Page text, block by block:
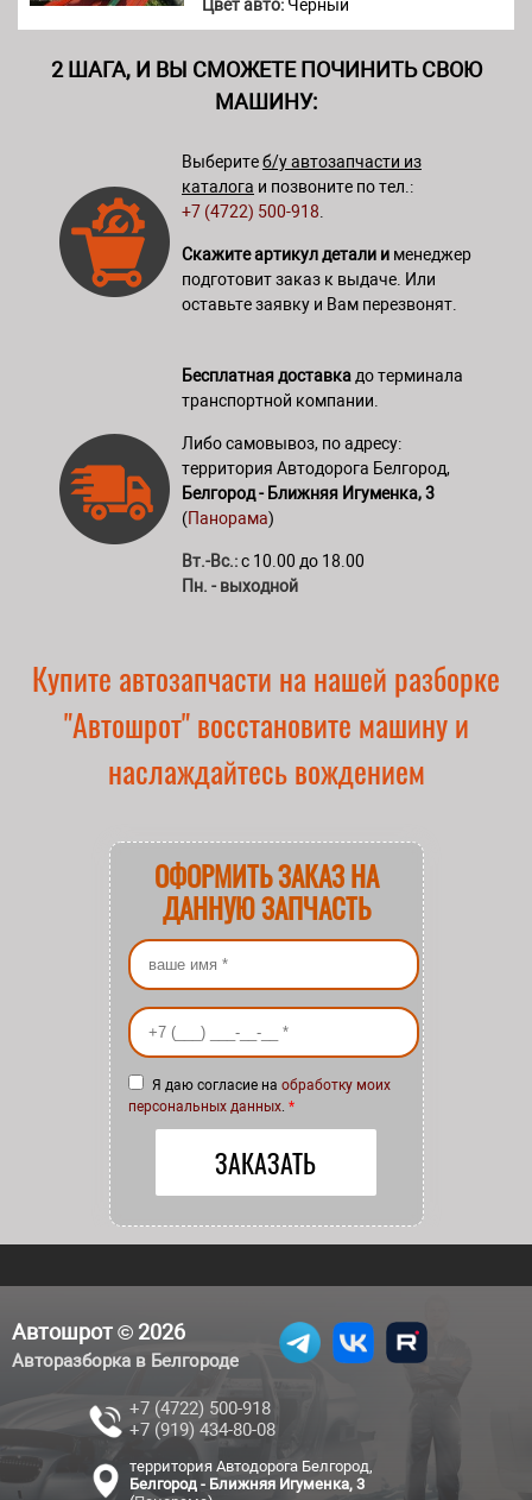
Цвет авто: Черный
2 ШАГА, И ВЫ СМОЖЕТЕ ПОЧИНИТЬ СВОЮ
МАШИНУ:
Выберитеб/у автозапчасти из
каталога и позвоните по тел.:
+7 (4722) 500-918
Скажите артикул детали и менеджер
подготовит заказ к выдаче. Или
оставьте заявку и Вам перезвонят.
Бесплатная доставка до терминала
транспортной компании.
Либо самовывоз, по адресу:
территория Автодорога Белгород,
Белгород - Ближняя Игуменка, 3
(Панорама)
Вт.-Вс.:с 10.00 до 18.00
Пн. - выходной
Купите автозапчасти на нашей разборке
"Автошрот" восстановите машину и
наслаждайтесь вождением
ОФОРМИТЬ ЗАКАЗ НА
ДАННУЮ ЗАПЧАСТЬ
Ваше имя*
Ваш номер телефона*
Я даю согласие на обработку моих
персональных данных. *
Автошрот © 2026
Авторазборка в Белгороде
+7 (4722) 500-918
+7 (919) 434-80-08
территория Автодорога Белгород,
Белгород - Ближняя Игуменка, 3